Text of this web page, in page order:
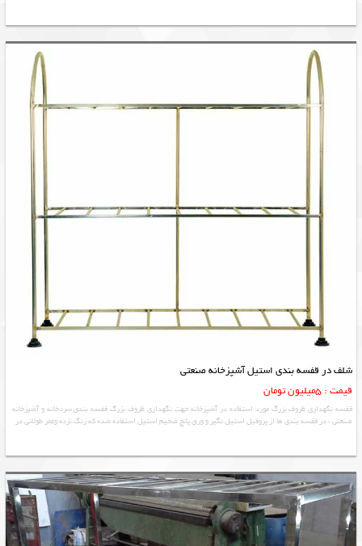
شلف در قفسه بندی استیل آشپزخانه صنعتی
قیمت : 5میلیون تومان
قفسه نگهداری ظروف بزرگ مورد استفاده در آشپزخانه جهت نگهداری ظروف بزرگ قفسه بندی سردخانه و آشپزخانه
صنعتی ، در قفسه بندی ها از پروفیل استیل نگیر و ورق پانچ ضخیم استیل استفاده شده که زنگ نزده وعمر طولانی در